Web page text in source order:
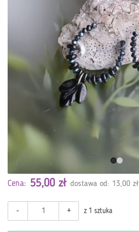
Cena: 55,00 zł dostawa od: 13,00 zł
- + z 1 sztuka